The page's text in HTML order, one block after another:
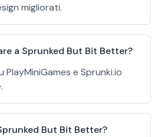
migliorati.
a Sprunked But Bit Better?
PlayMiniGames e Sprunki.io
But Bit Better?